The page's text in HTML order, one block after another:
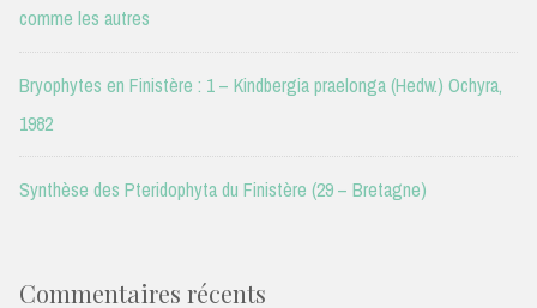
comme les autres
Bryophytes en Finistère : 1 – Kindbergia praelonga (Hedw.) Ochyra,
1982
Synthèse des Pteridophyta du Finistère (29 – Bretagne)
Commentaires récents